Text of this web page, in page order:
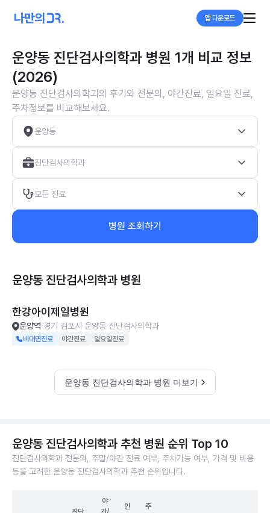
앱 다운로드
운양동 진단검사의학과 병원 1개 비교 정보
(2026)
운양동 진단검사의학과의 후기와 전문의, 야간진료, 일요일 진료,
주차정보를 비교해보세요.
운양동
진단검사의학과
모든 진료
병원 조회하기
운양동 진단검사의학과 병원
한강아이제일병원
운양역 경기 김포시 운양동 진단검사의학과
비대면진료 야간진료 일요일진료
운양동 진단검사의학과 병원 더보기
운양동 진단검사의학과 추천 병원 순위 Top 10
진단검사의학과 전문의, 주말/야간 진료 여부, 주차가능 여부, 가격 및 비용
등을 고려한 운양동 진단검사의학과 추천 순위입니다.
야
인
주